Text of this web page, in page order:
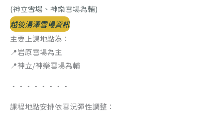
(神立雪場、神樂雪場為輔)
越後湯澤雪場資訊
主要上課地點為：
📍岩原雪場為主
📍神立/神樂雪場為輔
・・・・・・・・
課程地點安排依雪況彈性調整：